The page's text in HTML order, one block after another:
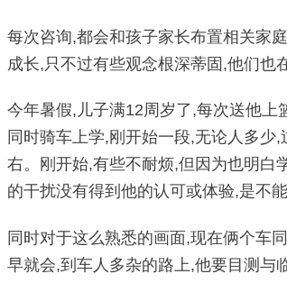
每次咨询,都会和孩子家长布置相关家
成长,只不过有些观念根深蒂固,他们也
今年暑假,儿子满12周岁了,每次送他
同时骑车上学,刚开始一段,无论人多
右。刚开始,有些不耐烦,但因为也明白
的干扰没有得到他的认可或体验,是不
同时对于这么熟悉的画面,现在俩个车
早就会,到车人多杂的路上,他要目测与